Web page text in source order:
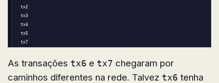
tx2
tx3
tx4
tx5
tx7
As transações tx6 e tx7 chegaram por
caminhos diferentes na rede. Talvez tx6 tenha